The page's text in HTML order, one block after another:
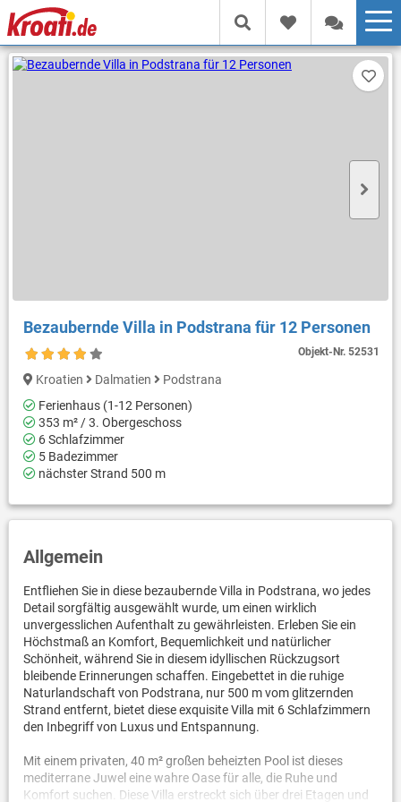
Bezaubernde Villa in Podstrana für 12 Personen
Objekt-Nr.52531
Kroatien Dalmatien
Podstrana
Ferienhaus (1-12 Personen)
353 m² / 3. Obergeschoss
6 Schlafzimmer
5 Badezimmer
nächster Strand 500 m
Allgemein
Entfliehen Sie in diese bezaubernde Villa in Podstrana, wo jedes
Detail sorgfältig ausgewählt wurde, um einen wirklich
unvergesslichen Aufenthalt zu gewährleisten. Erleben Sie ein
Höchstmaß an Komfort, Bequemlichkeit und natürlicher
Schönheit, während Sie in diesem idyllischen Rückzugsort
bleibende Erinnerungen schaffen. Eingebettet in die ruhige
Naturlandschaft von Podstrana, nur 500 m vom glitzernden
Strand entfernt, bietet diese exquisite Villa mit 6 Schlafzimmern
den Inbegriff von Luxus und Entspannung.
Mit einem privaten, 40 m² großen beheizten Pool ist dieses
mediterrane Juwel eine wahre Oase für alle, die Ruhe und
Komfort suchen. Diese Villa erstreckt sich über drei Etagen und